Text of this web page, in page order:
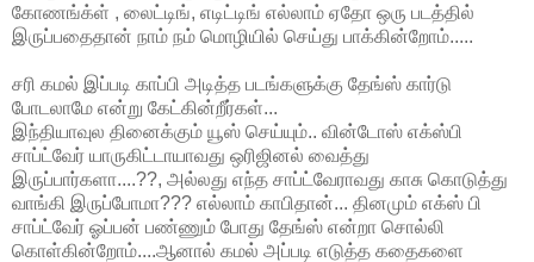
கோணங்க்ள் , லைட்டிங், எடிட்டிங் எல்லாம் ஏதோ ஒரு படத்தில்
இருப்பதைதான் நாம் நம் மொழியில் செய்து பாக்கின்றோம்.....
சரி கமல் இப்படி காப்பி அடித்த படங்களுக்கு தேங்ஸ் கார்டு
போடலாமே என்று கேட்கின்றீர்கள்...
இந்தியாவுல தினைக்கும் யூஸ் செய்யும்.. வின்டோஸ் எக்ஸ்பி
சாப்ட்வேர் யாருகிட்டாயாவது ஒரிஜினல் வைத்து
இருப்பார்களா....??, அல்லது எந்த சாப்ட்வேராவது காசு கொடுத்து
வாங்கி இருப்போமா??? எல்லாம் காபிதான்... தினமும் எக்ஸ் பி
சாப்ட்வேர் ஓப்பன் பண்ணும் போது தேங்ஸ் என்றா சொல்லி
கொள்கின்றோம்....ஆனால் கமல் அப்படி எடுத்த கதைகளை